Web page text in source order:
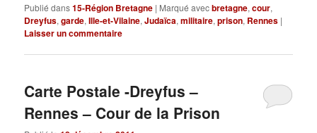
Publié dans15-Région Bretagne | Marqué avecbretagne,cour,
Dreyfus,garde,Ille-et-Vilaine,Judaïca,militaire,prison, Rennes |
Laisser un commentaire
Carte Postale -Dreyfus –
Rennes – Cour de la Prison